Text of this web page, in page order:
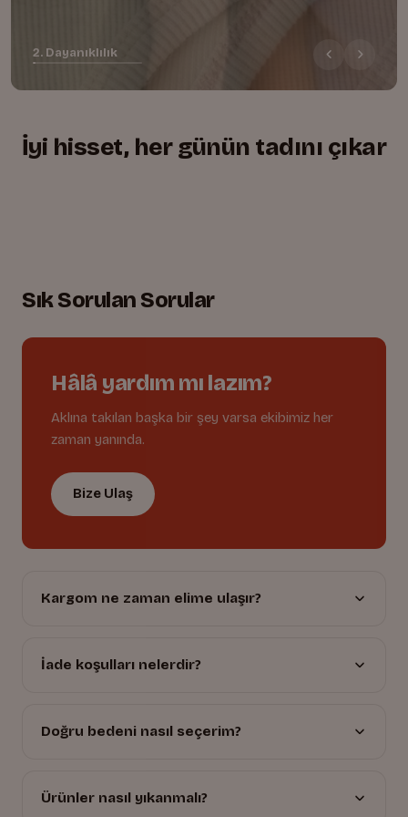
2. Dayanıklılık
İyi hisset, her günün tadını çıkar
+
Sık Sorulan Sorular
Hâlâ yardım mı lazım?
Aklına takılan başka bir şey varsa ekibimiz her
zaman yanında.
Bize Ulaş
Kargom ne zaman elime ulaşır?
İade koşulları nelerdir?
Doğru bedeni nasıl seçerim?
Ürünler nasıl yıkanmalı?